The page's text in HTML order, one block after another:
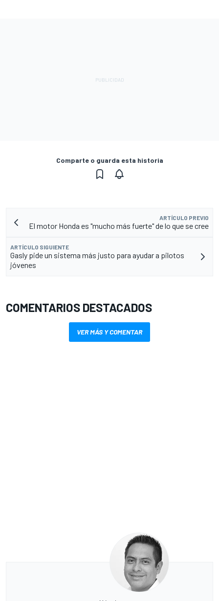
Comparte o guarda esta historia
ARTÍCULO PREVIO
El motor Honda es "mucho más fuerte" de lo que se cree
ARTÍCULO SIGUIENTE
Gasly pide un sistema más justo para ayudar a pilotos
jóvenes
COMENTARIOS DESTACADOS
VER MÁS Y COMENTAR